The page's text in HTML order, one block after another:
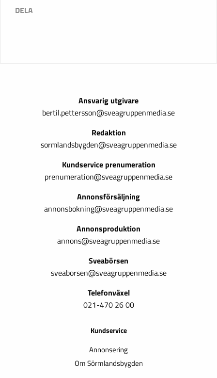
Ansvarig utgivare
bertil.pettersson@sveagruppenmedia.se
Redaktion
sormlandsbygden@sveagruppenmedia.se
Kundservice prenumeration
prenumeration@sveagruppenmedia.se
Annonsförsäljning
annonsbokning@sveagruppenmedia.se
Annonsproduktion
annons@sveagruppenmedia.se
Sveabörsen
sveaborsen@sveagruppenmedia.se
Telefonväxel
021-470 26 00
Kundservice
Annonsering
Om Sörmlandsbygden